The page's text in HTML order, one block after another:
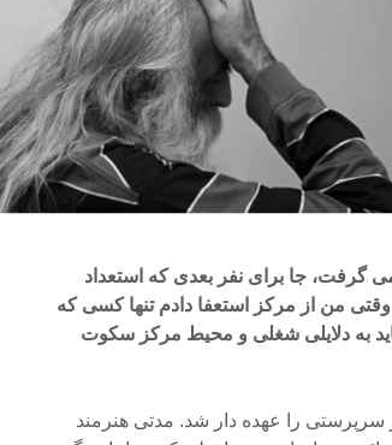
گرفت، جا برای نفر بعدی که استعداد
من از مرکز استعفا دادم تنها کسی که
به دلایلی شغلی و محیط مرکز سکوت
سرپرستی را عهده دار شد. مدتی هنرمند